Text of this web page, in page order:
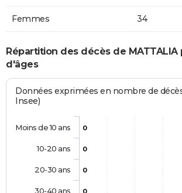
Femmes 34
Répartition des décès de MATTALIA
d'âges
Données exprimées en nombre de
Insee)
0
0
0
0
Moins de 10 ans
10-20 ans
20-30 ans
30-40 ans